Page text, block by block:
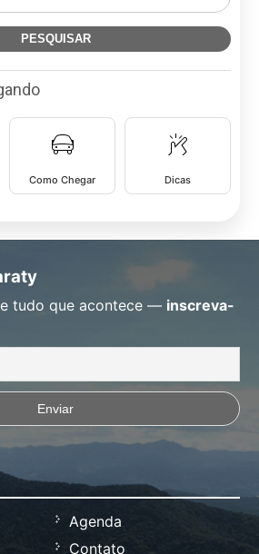
Como Chegar Dicas
tudo que acontece — inscreva-
Agenda
Contato